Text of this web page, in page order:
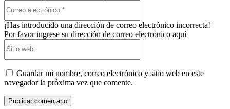
¡Has introducido una dirección de correo electrónico incorrecta!
Por favor ingrese su dirección de correo electrónico aquí
Guardar mi nombre, correo electrónico y sitio web en este
navegador la próxima vez que comente.